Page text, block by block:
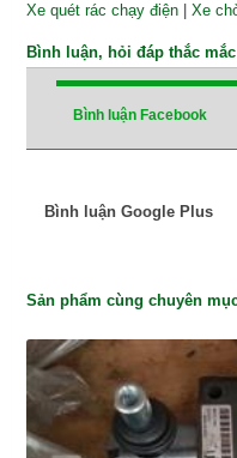
Xe quét rác chạy điện
Xe
Bình luận, hỏi đáp thắc
Bình luận Facebook
Bình luận Google Plus
Sản phẩm cùng chuyên